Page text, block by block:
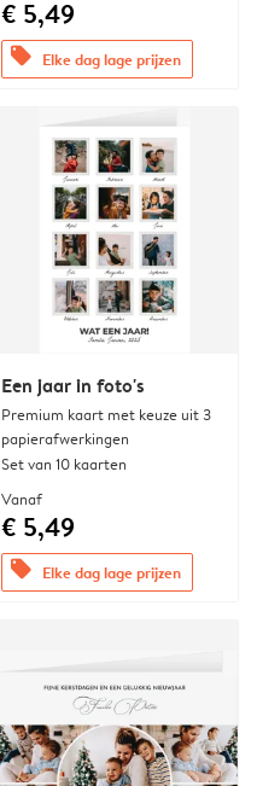
€ 5,49
offers Elke dag lage prijzen
Een jaar in foto's
Premium kaart met keuze uit 3
papierafwerkingen
Set van 10 kaarten
Vanaf
€ 5,49
offers Elke dag lage prijzen